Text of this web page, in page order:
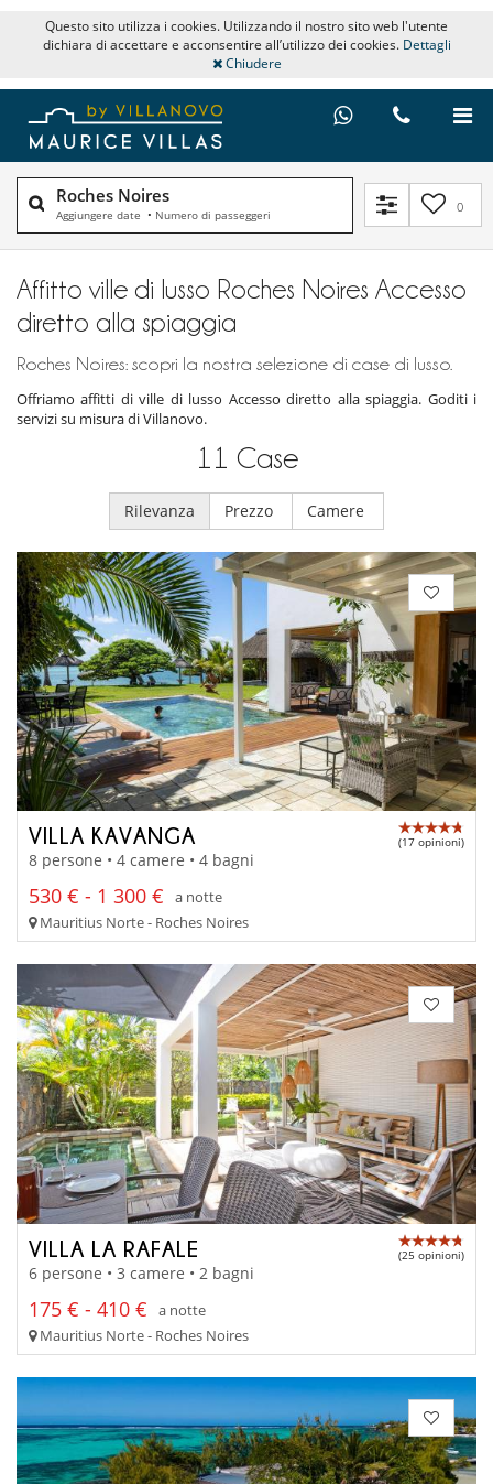
Questo sito utilizza i cookies. Utilizzando il nostro sito web l'utente
dichiara di accettare e acconsentire all’utilizzo dei cookies. Dettagli
Chiudere
Roches Noires
Aggiungere date • Numero di passeggeri 0
Affitto ville di lusso Roches Noires Accesso
diretto alla spiaggia
Roches Noires: scopri la nostra selezione di case di lusso.
Offriamo affitti di ville di lusso Accesso diretto alla spiaggia. Goditi i
servizi su misura di Villanovo.
11 Case
Rilevanza Prezzo Camere
VILLA KAVANGA (17 opinioni)
8 persone • 4 camere • 4 bagni
530 € - 1 300 €
a notte
Mauritius Norte - Roches Noires
VILLA LA RAFALE (25 opinioni)
6 persone • 3 camere • 2 bagni
175 € - 410 €
a notte
Mauritius Norte - Roches Noires